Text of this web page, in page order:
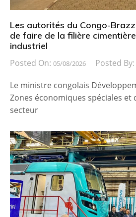
Les autorités du Congo-
de faire de la filière
industriel
Posted On: 05/08/2026 Posted By:
Le ministre congolais
Zones économiques spéciales
secteur